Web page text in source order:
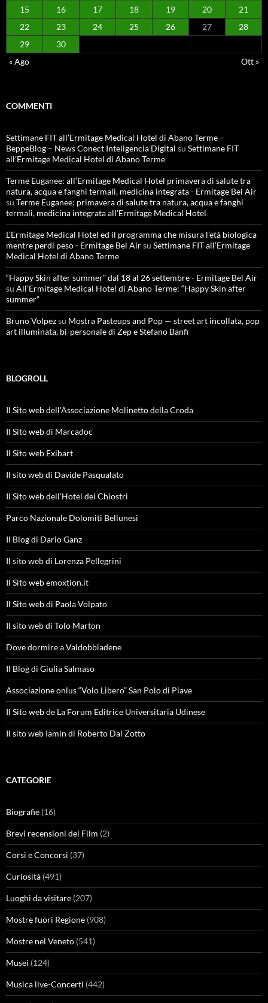
15
16 17 18 19 20
21
22
23 24 25 26 27
28
29
30
« Ago
Ott »
COMMENTI
Settimane FIT all’Ermitage Medical Hotel di Abano Terme –
BeppeBlog – News Conect Inteligencia Digital su Settimane FIT
all’Ermitage Medical Hotel di Abano Terme
Terme Euganee: all’Ermitage Medical Hotel primavera di salute tra
natura, acqua e fanghi termali, medicina integrata - Ermitage Bel Air
su Terme Euganee: primavera di salute tra natura, acqua e fanghi
termali, medicina integrata all’Ermitage Medical Hotel
L'Ermitage Medical Hotel ed il programma che misura l’età biologica
mentre perdi peso - Ermitage Bel Airsu Settimane FIT all’Ermitage
Medical Hotel di Abano Terme
“Happy Skin after summer” dal 18 al 26 settembre - Ermitage Bel Air
su All’Ermitage Medical Hotel di Abano Terme: “Happy Skin after
summer”
Bruno Volpezsu Mostra Pasteups and Pop — street art incollata, pop
art illuminata, bi-personale di Zep e Stefano Banfi
BLOGROLL
Il Sito web dell'Associazione Molinetto della Croda
Il Sito web di Marcadoc
Il Sito web Exibart
Il sito web di Davide Pasqualato
Il Sito web dell'Hotel dei Chiostri
Parco Nazionale Dolomiti Bellunesi
Il Blog di Dario Ganz
Il sito web di Lorenza Pellegrini
Il Sito web emoxtion.it
Il Sito web di Paola Volpato
Il sito web di Tolo Marton
Dove dormire a Valdobbiadene
Il Blog di Giulia Salmaso
Associazione onlus “Volo Libero” San Polo di Piave
Il Sito web de La Forum Editrice Universitaria Udinese
Il sito web Iamin di Roberto Dal Zotto
CATEGORIE
Biografie (16)
Brevi recensioni dei Film (2)
Corsi e Concorsi (37)
Curiosità (491)
Luoghi da visitare (207)
Mostre fuori Regione (908)
Mostre nel Veneto (541)
Musei (124)
Musica live-Concerti (442)